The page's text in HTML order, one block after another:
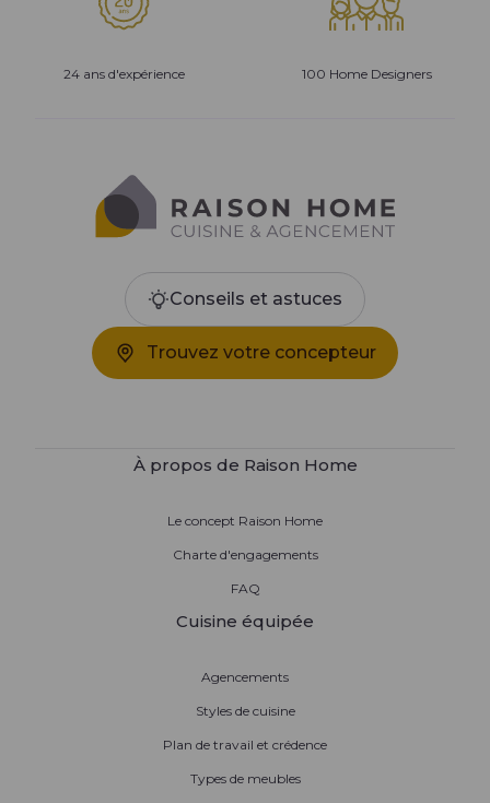
24 ans d'expérience 100 Home Designers
Conseils et astuces
Trouvez votre concepteur
À propos de Raison Home
Le concept Raison Home
Charte d'engagements
FAQ
Cuisine équipée
Agencements
Styles de cuisine
Plan de travail et crédence
Types de meubles